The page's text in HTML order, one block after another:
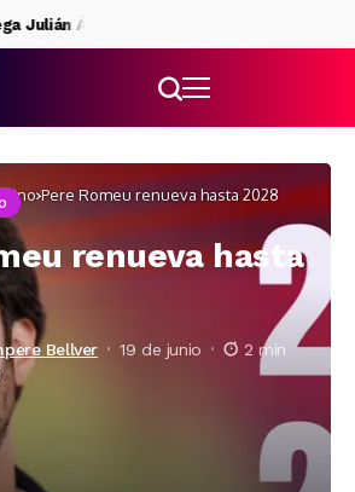
Álvarez
Pere Romeu renueva hasta 2028
renueva hasta
Bellver 19 de junio 2 min